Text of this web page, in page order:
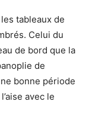
tableaux de
Celui du
de bord que la
de
bonne période
avec le